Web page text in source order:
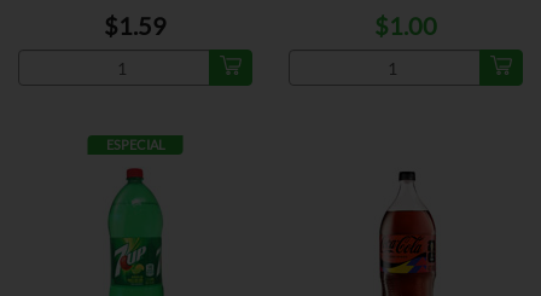
$1.59 $1.00
ESPECIAL